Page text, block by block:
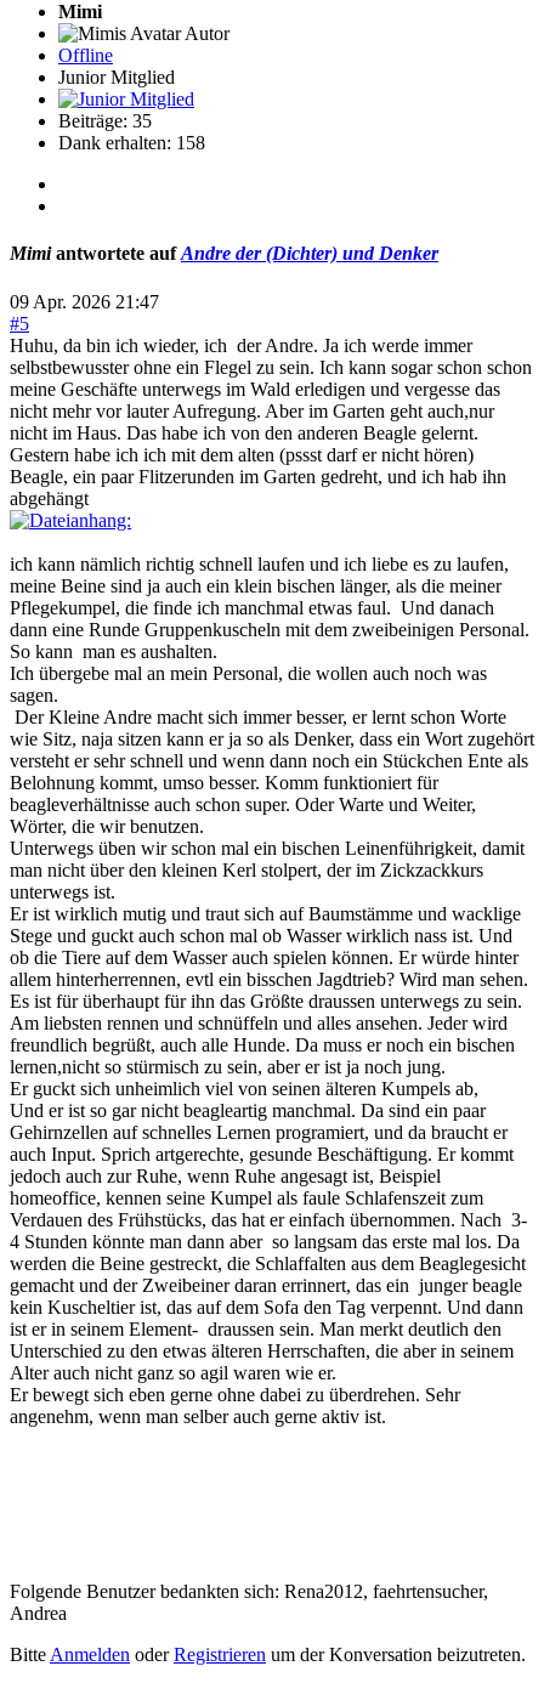
Mimi
Autor
Offline
Junior Mitglied
Beiträge: 35
Dank erhalten: 158
Mimiantwortete aufAndre der (Dichter) und Denker
09 Apr. 2026 21:47
#5
Huhu, da bin ich wieder, ich der Andre. Ja ich werde immer
selbstbewusster ohne ein Flegel zu sein. Ich kann sogar schon schon
meine Geschäfte unterwegs im Wald erledigen und vergesse das
nicht mehr vor lauter Aufregung. Aber im Garten geht auch,nur
nicht im Haus. Das habe ich von den anderen Beagle gelernt.
Gestern habe ich ich mit dem alten (pssst darf er nicht hören)
Beagle, ein paar Flitzerunden im Garten gedreht, und ich hab ihn
abgehängt
ich kann nämlich richtig schnell laufen und ich liebe es zu laufen,
meine Beine sind ja auch ein klein bischen länger, als die meiner
Pflegekumpel, die finde ich manchmal etwas faul. Und danach
dann eine Runde Gruppenkuscheln mit dem zweibeinigen Personal.
So kann man es aushalten.
Ich übergebe mal an mein Personal, die wollen auch noch was
sagen.
Der Kleine Andre macht sich immer besser, er lernt schon Worte
wie Sitz, naja sitzen kann er ja so als Denker, dass ein Wort zugehört
versteht er sehr schnell und wenn dann noch ein Stückchen Ente als
Belohnung kommt, umso besser. Komm funktioniert für
beagleverhältnisse auch schon super. Oder Warte und Weiter,
Wörter, die wir benutzen.
Unterwegs üben wir schon mal ein bischen Leinenführigkeit, damit
man nicht über den kleinen Kerl stolpert, der im Zickzackkurs
unterwegs ist.
Er ist wirklich mutig und traut sich auf Baumstämme und wacklige
Stege und guckt auch schon mal ob Wasser wirklich nass ist. Und
ob die Tiere auf dem Wasser auch spielen können. Er würde hinter
allem hinterherrennen, evtl ein bisschen Jagdtrieb? Wird man sehen.
​​Es ist für überhaupt für ihn das Größte draussen unterwegs zu sein.
Am liebsten rennen und schnüffeln und alles ansehen. Jeder wird
freundlich begrüßt, auch alle Hunde. Da muss er noch ein bischen
lernen,nicht so stürmisch zu sein, aber er ist ja noch jung.
Er guckt sich unheimlich viel von seinen älteren Kumpels ab,
Und er ist so gar nicht beagleartig manchmal. Da sind ein paar
Gehirnzellen auf schnelles Lernen programiert, und da braucht er
auch Input. Sprich artgerechte, gesunde Beschäftigung. Er kommt
jedoch auch zur Ruhe, wenn Ruhe angesagt ist, Beispiel
homeoffice, kennen seine Kumpel als faule Schlafenszeit zum
Verdauen des Frühstücks, das hat er einfach übernommen. Nach 3-
4 Stunden könnte man dann aber so langsam das erste mal los. Da
werden die Beine gestreckt, die Schlaffalten aus dem Beaglegesicht
gemacht und der Zweibeiner daran errinnert, das ein junger beagle
kein Kuscheltier ist, das auf dem Sofa den Tag verpennt. Und dann
ist er in seinem Element- draussen sein. Man merkt deutlich den
Unterschied zu den etwas älteren Herrschaften, die aber in seinem
Alter auch nicht ganz so agil waren wie er.
Er bewegt sich eben gerne ohne dabei zu überdrehen. Sehr
angenehm, wenn man selber auch gerne aktiv ist.
Folgende Benutzer bedankten sich: Rena2012, faehrtensucher,
Andrea
Bitte Anmelden oderRegistrieren um der Konversation beizutreten.